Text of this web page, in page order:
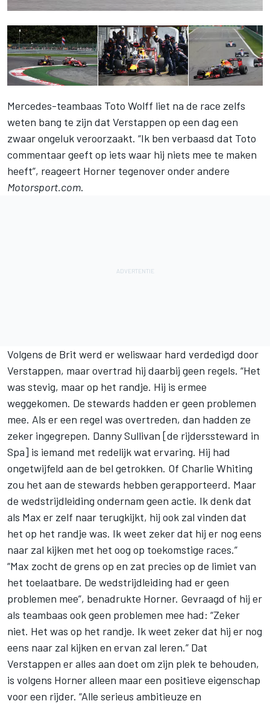
Mercedes-teambaas Toto Wolff liet na de race zelfs
weten bang te zijn dat Verstappen op een dag een
zwaar ongeluk veroorzaakt. “Ik ben verbaasd dat Toto
commentaar geeft op iets waar hij niets mee te maken
heeft”, reageert Horner tegenover onder andere
Motorsport.com.
Volgens de Brit werd er weliswaar hard verdedigd door
Verstappen, maar overtrad hij daarbij geen regels. “Het
was stevig, maar op het randje. Hij is ermee
weggekomen. De stewards hadden er geen problemen
mee. Als er een regel was overtreden, dan hadden ze
zeker ingegrepen. Danny Sullivan [de rijderssteward in
Spa] is iemand met redelijk wat ervaring. Hij had
ongetwijfeld aan de bel getrokken. Of Charlie Whiting
zou het aan de stewards hebben gerapporteerd. Maar
de wedstrijdleiding ondernam geen actie. Ik denk dat
als Max er zelf naar terugkijkt, hij ook zal vinden dat
het op het randje was. Ik weet zeker dat hij er nog eens
naar zal kijken met het oog op toekomstige races.”
“Max zocht de grens op en zat precies op de limiet van
het toelaatbare. De wedstrijdleiding had er geen
problemen mee”, benadrukte Horner. Gevraagd of hij er
als teambaas ook geen problemen mee had: “Zeker
niet. Het was op het randje. Ik weet zeker dat hij er nog
eens naar zal kijken en ervan zal leren.” Dat
Verstappen er alles aan doet om zijn plek te behouden,
is volgens Horner alleen maar een positieve eigenschap
voor een rijder. “Alle serieus ambitieuze en